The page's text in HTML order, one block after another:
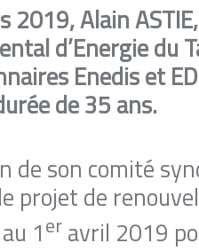
2019, Alain
d’Energie du
Enedis et
de 35 ans.
de son comité
projet de
1er avril 2019